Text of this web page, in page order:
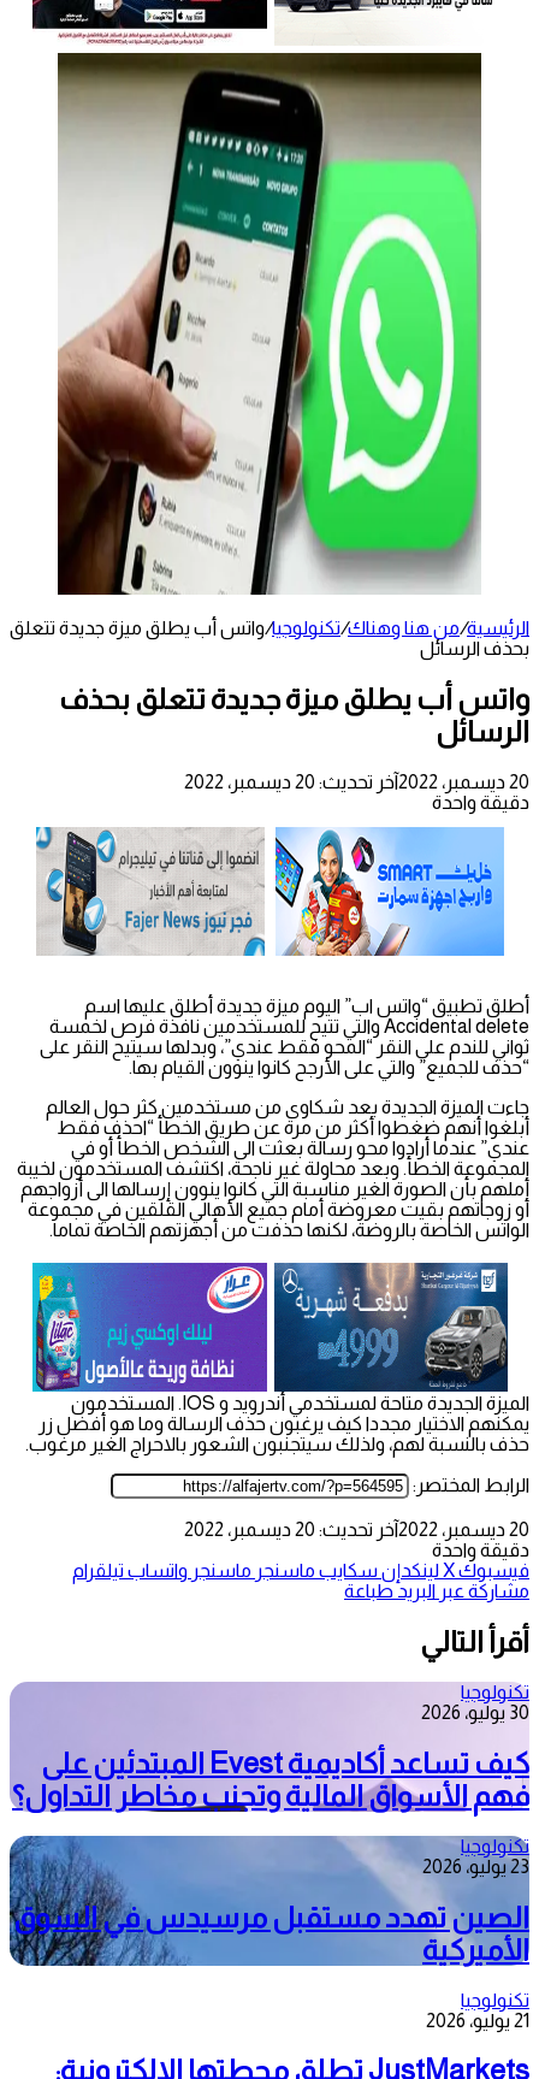
الرئيسية/من هنا وهناك/تكنولوجيا/واتس أب يطلق ميزة جديدة تتعلق
بحذف الرسائل
واتس أب يطلق ميزة جديدة تتعلق بحذف
الرسائل
20 ديسمبر، 2022
آخر تحديث: 20 ديسمبر، 2022
دقيقة واحدة
أطلق تطبيق “واتس اب” اليوم ميزة جديدة أطلق عليها اسم
Accidental delete والتي تتيح للمستخدمين نافذة فرص لخمسة
ثواني للندم على النقر “المحو فقط عندي”، وبدلها سيتيح النقر على
“حذف للجميع” والتي على الأرجح كانوا ينوون القيام بها.
جاءت الميزة الجديدة بعد شكاوى من مستخدمين كثر حول العالم
أبلغوا أنهم ضغطوا أكثر من مرة عن طريق الخطأ “احذف فقط
عندي” عندما أرادوا محو رسالة بعثت الى الشخص الخطأ أو في
المجموعة الخطأ. وبعد محاولة غير ناجحة، اكتشف المستخدمون لخيبة
أملهم بأن الصورة الغير مناسبة التي كانوا ينوون إرسالها الى أزواجهم
أو زوجاتهم بقيت معروضة أمام جميع الأهالي القلقين في مجموعة
الواتس الخاصة بالروضة، لكنها حذفت من أجهزتهم الخاصة تماما.
الميزة الجديدة متاحة لمستخدمي أندرويد و IOS. المستخدمون
يمكنهم الاختيار مجددا كيف يرغبون حذف الرسالة وما هو أفضل زر
حذف بالنسبة لهم، ولذلك سيتجنبون الشعور بالاحراج الغير مرغوب.
الرابط المختصر:
20 ديسمبر، 2022
آخر تحديث: 20 ديسمبر، 2022
دقيقة واحدة
فيسبوك‫Xلينكدإن سكايب ماسنجر ماسنجر واتساب تيلقرام
مشاركة عبر البريد طباعة
أقرأ التالي
تكنولوجيا
30 يوليو، 2026
كيف تساعد أكاديمية Evest المبتدئين على
فهم الأسواق المالية وتجنب مخاطر التداول؟
تكنولوجيا
23 يوليو، 2026
الصين تهدد مستقبل مرسيدس في السوق
الأميركية
تكنولوجيا
21 يوليو، 2026
JustMarkets تطلق محطتها الإلكترونية: